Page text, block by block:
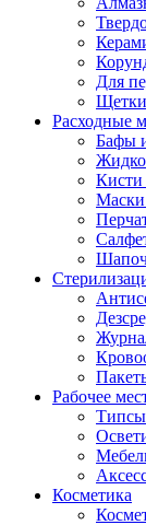
Для
Щетки
Расходные
Бафы
Кисти
Рабочее
Косметика